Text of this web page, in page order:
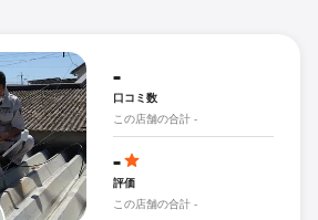
-
口コミ数
この店舗の合計 -
-
評価
この店舗の合計 -